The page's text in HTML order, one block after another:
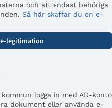
och att endast behöriga
Så här skaffar du en e-
logga in med AD-konto
dokument eller använda e-